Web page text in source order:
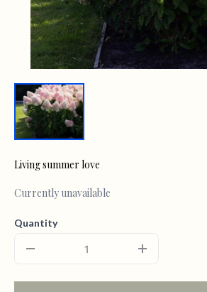
Living summer love
Currently unavailable
Quantity